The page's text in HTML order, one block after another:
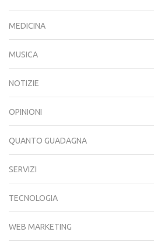
MEDICINA
MUSICA
NOTIZIE
OPINIONI
QUANTO GUADAGNA
SERVIZI
TECNOLOGIA
WEB MARKETING